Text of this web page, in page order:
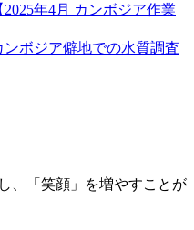
2025年4月 カンボジア作業
ンボジア僻地での水質調査
、「笑顔」を増やすことが